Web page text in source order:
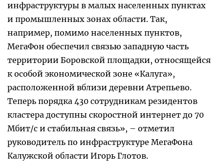
инфраструктуры в малых населенных пунктах
и промышленных зонах области. Так,
например, помимо населенных пунктов,
МегаФон обеспечил связью западную часть
территории Боровской площадки, относящейся
к особой экономической зоне «Калуга»,
расположенной вблизи деревни Атрепьево.
Теперь порядка 430 сотрудникам резидентов
кластера доступны скоростной интернет до 70
Мбит/с и стабильная связь», – отметил
руководитель по инфраструктуре МегаФона
Калужской области Игорь Глотов.